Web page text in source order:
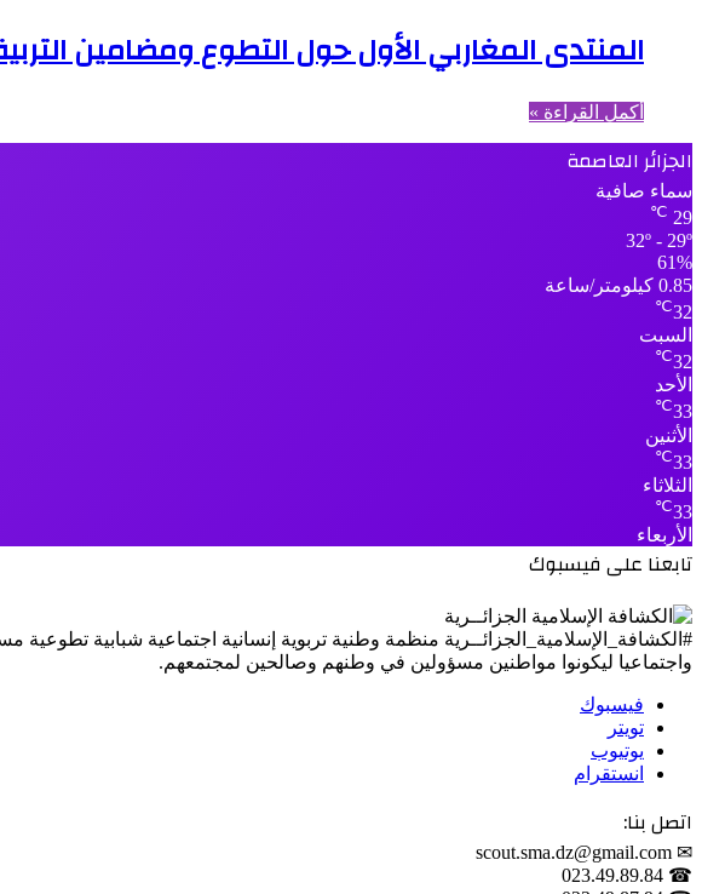
المنتدى المغاربي الأول حول التطوع ومضامين
أكمل القراءة »
الجزائر العاصمة
سماء صافية
29
℃
32º - 29º
61%
0.85 كيلومتر/ساعة
32
℃
السبت
32
℃
الأحد
33
℃
الأثنين
33
℃
الثلاثاء
33
℃
الأربعاء
تابعنا على فيسبوك
#الكشافة_الإسلامية_الجزائــرية منظمة وطنية تربوية إنسانية اجتماعية شبابية
واجتماعيا ليكونوا مواطنين مسؤولين في وطنهم وصالحين لمجتمعهم.
فيسبوك
تويتر
يوتيوب
انستقرام
اتصل بنا:
✉ scout.sma.dz@gmail.com
☎ 023.49.89.84